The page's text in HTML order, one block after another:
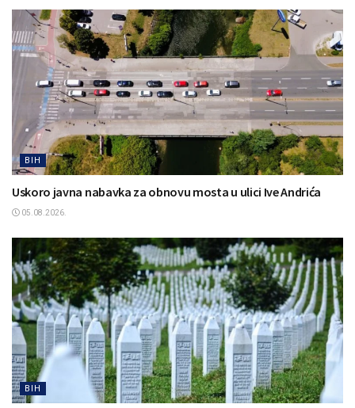
BIH
Uskoro javna nabavka za obnovu mosta u ulici Ive Andrića
05.08.2026.
BIH